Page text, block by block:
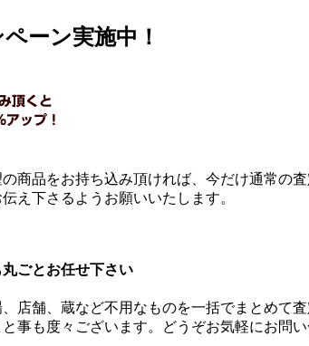
ーン実施中！
商品をお持ち込み頂ければ、今だけ通常の
え下さるようお願いいたします。
店舗、蔵など不用なものを一括でまとめて
事も度々ございます。どうぞお気軽にお問い